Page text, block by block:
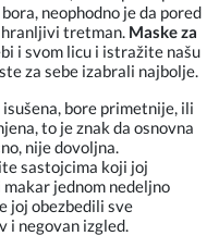
neophodno je da pored
hranljivi tretman. Maske za
i svom licu i istražite našu
za sebe izabrali najbolje.
bore primetnije, ili
to je znak da osnovna
nije dovoljna.
sastojcima koji joj
jednom nedeljno
joj obezbedili sve
i negovan izgled.